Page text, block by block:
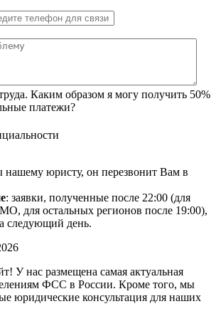
Каким образом я могу получить 50%
платежи?
нашему юристу, он перезвонит Вам в
: заявки, полученные после 22:00 (для
для остальных регионов после 19:00),
следующий день.
У нас размещена самая актуальная
ФСС в России. Кроме того, мы
юридические консультация для наших